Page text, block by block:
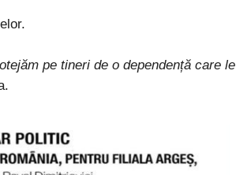
pe tineri de o dependență care le